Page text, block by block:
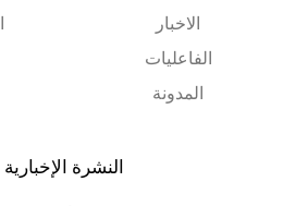
الاخبار
الفاعليات
المدونة
النشرة الإخبارية